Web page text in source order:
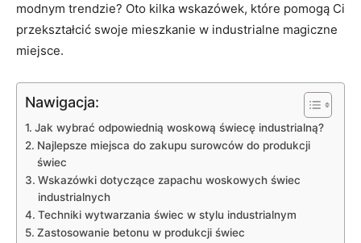
modnym trendzie? Oto kilka wskazówek,‌ które pomogą Ci
przekształcić swoje mieszkanie w industrialne magiczne
miejsce.
Nawigacja:
Jak wybrać odpowiednią woskową świecę industrialną?
Najlepsze miejsca do zakupu surowców do produkcji
świec
Wskazówki dotyczące zapachu woskowych świec‍
industrialnych
Techniki wytwarzania świec w stylu industrialnym
Zastosowanie betonu w produkcji świec